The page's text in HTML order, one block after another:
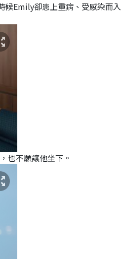
候Emily卻患上重病、受感染而
也不願讓他坐下。